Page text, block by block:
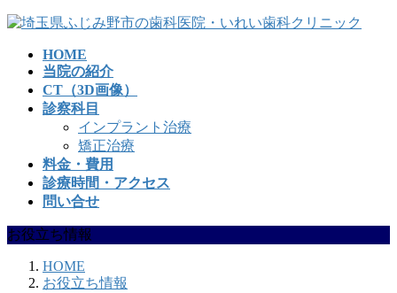
コ
ナ
HOME
当院の紹介
CT（3D画像）
診察科目
インプラント治療
矯正治療
料金・費用
診療時間・アクセス
問い合せ
お役立ち情報
HOME
お役立ち情報